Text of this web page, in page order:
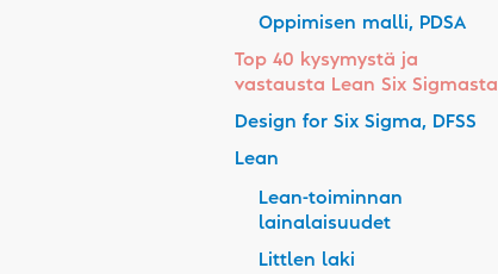
Oppimisen malli, PDSA
Top 40 kysymystä ja
vastausta Lean Six Sigmasta
Design for Six Sigma, DFSS
Lean
Lean-toiminnan
lainalaisuudet
Littlen laki